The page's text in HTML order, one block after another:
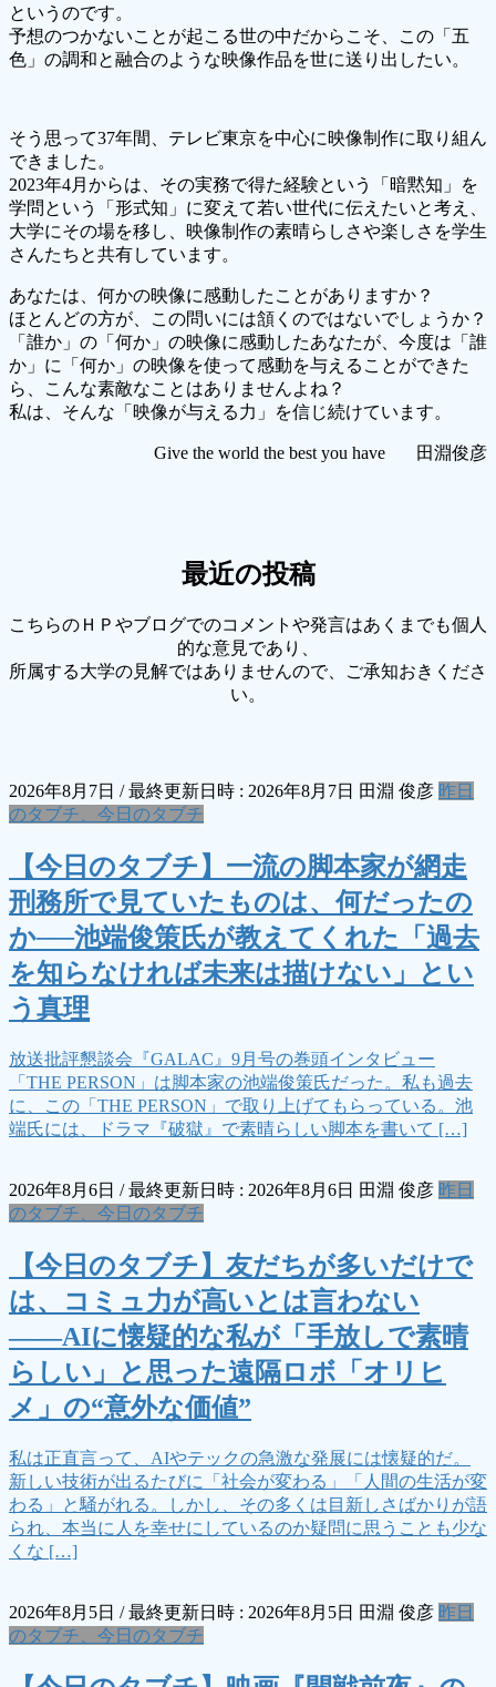
というのです。
予想のつかないことが起こる世の中だからこそ、この「五
色」の調和と融合のような映像作品を世に送り出したい。
そう思って37年間、テレビ東京を中心に映像制作に取り組ん
できました。
2023年4月からは、その実務で得た経験という「暗黙知」を
学問という「形式知」に変えて若い世代に伝えたいと考え、
大学にその場を移し、映像制作の素晴らしさや楽しさを学生
さんたちと共有しています。
あなたは、何かの映像に感動したことがありますか？
ほとんどの方が、この問いには頷くのではないでしょうか？
「誰か」の「何か」の映像に感動したあなたが、今度は「誰
か」に「何か」の映像を使って感動を与えることができた
ら、こんな素敵なことはありませんよね？
私は、そんな「映像が与える力」を信じ続けています。
Give the world the best you have 田淵俊彦
最近の投稿
こちらのＨＰやブログでのコメントや発言はあくまでも個人
的な意見であり、
所属する大学の見解ではありませんので、ご承知おきくださ
い。
2026年8月7日 / 最終更新日時 : 2026年8月7日 田淵 俊彦 昨日
のタブチ、今日のタブチ
【今日のタブチ】一流の脚本家が網走
刑務所で見ていたものは、何だったの
か──池端俊策氏が教えてくれた「過去
を知らなければ未来は描けない」とい
う真理
放送批評懇談会『GALAC』9月号の巻頭インタビュー
「THE PERSON」は脚本家の池端俊策氏だった。私も過去
に、この「THE PERSON」で取り上げてもらっている。池
端氏には、ドラマ『破獄』で素晴らしい脚本を書いて […]
2026年8月6日 / 最終更新日時 : 2026年8月6日 田淵 俊彦 昨日
のタブチ、今日のタブチ
【今日のタブチ】友だちが多いだけで
は、コミュ力が高いとは言わない
――AIに懐疑的な私が「手放しで素晴
らしい」と思った遠隔ロボ「オリヒ
メ」の“意外な価値”
私は正直言って、AIやテックの急激な発展には懐疑的だ。
新しい技術が出るたびに「社会が変わる」「人間の生活が変
わる」と騒がれる。しかし、その多くは目新しさばかりが語
られ、本当に人を幸せにしているのか疑問に思うことも少な
くな […]
2026年8月5日 / 最終更新日時 : 2026年8月5日 田淵 俊彦 昨日
のタブチ、今日のタブチ